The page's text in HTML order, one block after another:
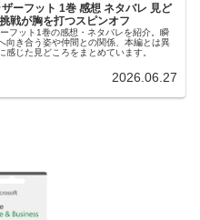
ーフット 1巻 感想 ネタバレ 見ど
戦が胸を打つスピンオフ
フット1巻の感想・ネタバレを紹介。瞬
向き合う姿や仲間との関係、本編とは異
感じた見どころをまとめています。
2026.06.27